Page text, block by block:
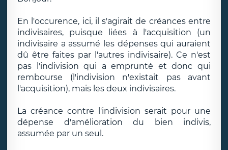
En l'occurence, ici, il s'agirait de créances entre
indivisaires, puisque liées à l'acquisition (un
indivisaire a assumé les dépenses qui auraient
dû être faites par l'autres indivisaire). Ce n'est
pas l'indivision qui a emprunté et donc qui
rembourse (l'indivision n'existait pas avant
l'acquisition), mais les deux indivisaires.
La créance contre l'indivision serait pour une
dépense d'amélioration du bien indivis,
assumée par un seul.